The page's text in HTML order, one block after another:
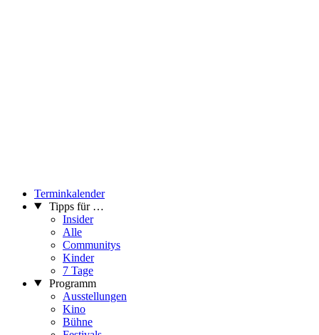
Terminkalender
Tipps für …
Insider
Alle
Communitys
Kinder
7 Tage
Programm
Ausstellungen
Kino
Bühne